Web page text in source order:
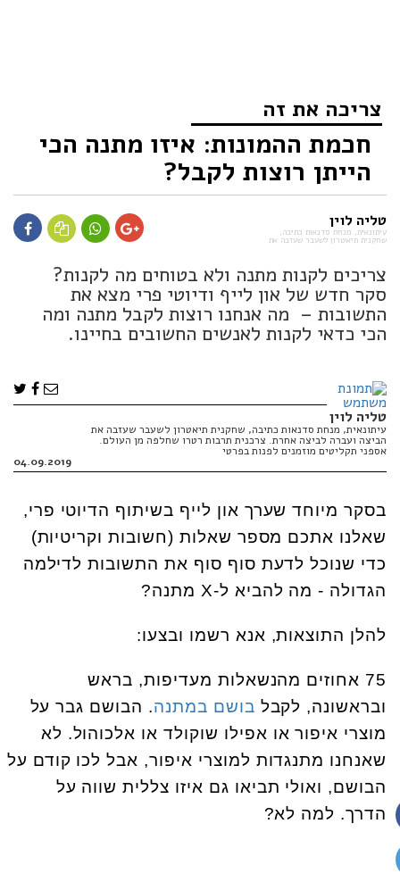
צריכה את זה
חכמת ההמונות: איזו מתנה הכי
הייתן רוצות לקבל?
טליה לוין
עיתונאית, מנחת סדנאות כתיבה,
שחקנית תיאטרון לשעבר שעזבה את
צריכים לקנות מתנה ולא בטוחים מה לקנות?
סקר חדש של און לייף ודיוטי פרי מצא את
התשובות – מה אנחנו רוצות לקבל מתנה ומה
הכי כדאי לקנות לאנשים החשובים בחיינו.
טליה לוין
עיתונאית, מנחת סדנאות כתיבה, שחקנית תיאטרון לשעבר שעזבה את
הביצה ועברה לביצה אחרת. צרכנית תרבות רטרו שחלפה מן העולם.
אספני תקליטים מוזמנים לפנות בפרטי
04.09.2019
בסקר מיוחד שערך און לייף בשיתוף הדיוטי פרי,
שאלנו אתכם מספר שאלות (חשובות וקריטיות)
כדי שנוכל לדעת סוף סוף את התשובות לדילמה
הגדולה - מה להביא ל-X מתנה?
להלן התוצאות, אנא רשמו ובצעו:
75 אחוזים מהנשאלות מעדיפות, בראש
ובראשונה, לקבל בושם במתנה. הבושם גבר על
מוצרי איפור או אפילו שוקולד או אלכוהול. לא
שאנחנו מתנגדות למוצרי איפור, אבל לכו קודם על
הבושם, ואולי תביאו גם איזו צללית שווה על
הדרך. למה לא?